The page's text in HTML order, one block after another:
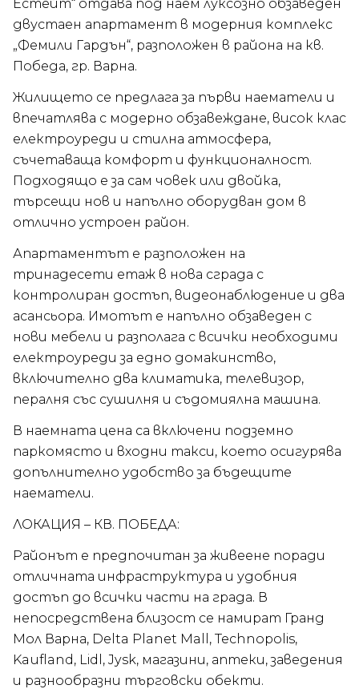
Естейт“ отдава под наем луксозно обзаведен
двустаен апартамент в модерния комплекс
„Фемили Гардън“, разположен в района на кв.
Победа, гр. Варна.
Жилището се предлага за първи наематели и
впечатлява с модерно обзавеждане, висок клас
електроуреди и стилна атмосфера,
съчетаваща комфорт и функционалност.
Подходящо е за сам човек или двойка,
търсещи нов и напълно оборудван дом в
отлично устроен район.
Апартаментът е разположен на
тринадесети етаж в нова сграда с
контролиран достъп, видеонаблюдение и два
асансьора. Имотът е напълно обзаведен с
нови мебели и разполага с всички необходими
електроуреди за едно домакинство,
включително два климатика, телевизор,
пералня със сушилня и съдомиялна машина.
В наемната цена са включени подземно
паркомясто и входни такси, което осигурява
допълнително удобство за бъдещите
наематели.
ЛОКАЦИЯ – КВ. ПОБЕДА:
Районът е предпочитан за живеене поради
отличната инфраструктура и удобния
достъп до всички части на града. В
непосредствена близост се намират Гранд
Мол Варна, Delta Planet Mall, Technopolis,
Kaufland, Lidl, Jysk, магазини, аптеки, заведения
и разнообразни търговски обекти.